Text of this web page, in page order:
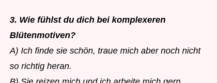
3. Wie fühlst du dich bei komplexeren
Blütenmotiven?
A) Ich finde sie schön, traue mich aber noch nicht
so richtig heran.